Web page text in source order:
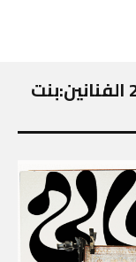
ضيوف غلاف عدد ‘الذبذبات’ 2024 الفنانين:بنت